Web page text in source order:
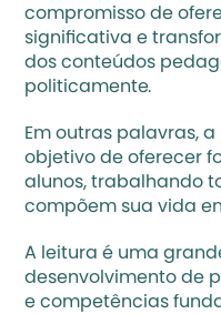
compromisso de
significativa e
dos conteúdos
politicamente.
Em outras palavras,
objetivo de oferecer
alunos, trabalhando
compõem sua vida
A leitura é uma
desenvolvimento de
e competências